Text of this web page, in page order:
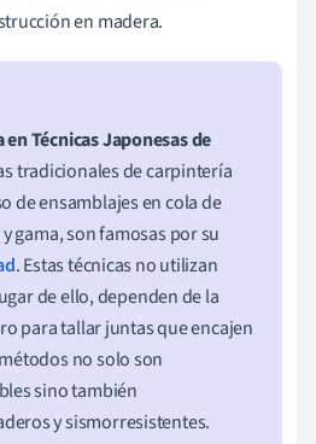
en madera.
Técnicas Japonesas de
tradicionales de carpintería
de ensamblajes en cola de
gama, son famosas por su
. Estas técnicas no utilizan
de ello, dependen de la
para tallar juntas que encajen
no solo son
sino también
y sismorresistentes.